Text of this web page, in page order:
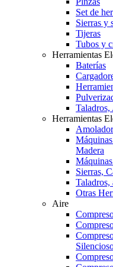
Set de
Sierras y
Tijeras
Tubos y
Herramientas
Baterías
Herramientas
Madera
Sierras,
Taladros,
Otras
Aire